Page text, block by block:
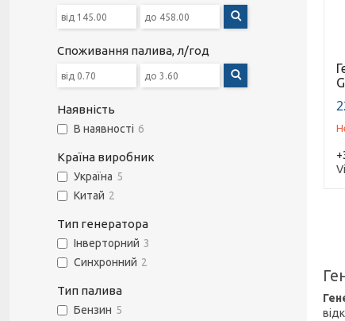
Споживання палива, л/год
Наявність
В наявності 6
Країна виробник
Україна 5
Китай 2
Тип генератора
Інверторний 3
Синхронний 2
Тип палива
Бензин 5